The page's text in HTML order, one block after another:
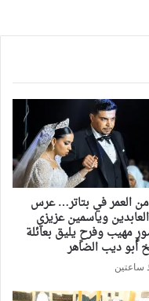
من العمر في بتاتر… عرس
وياسمين عزيزي
مهيب وفرحٍ يليق بعائلة
أبو ديب الضاهر
ساعتين